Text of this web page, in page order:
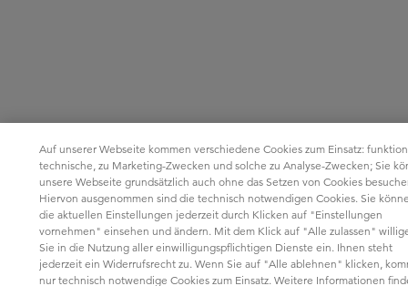
Auf unserer Webseite kommen verschiedene Cookies zum Einsatz:
technische, zu Marketing-Zwecken und solche zu Analyse-Zwecken; Sie
unsere Webseite grundsätzlich auch ohne das Setzen von Cookies
Hiervon ausgenommen sind die technisch notwendigen Cookies. Sie
die aktuellen Einstellungen jederzeit durch Klicken auf "Einstellungen
vornehmen" einsehen und ändern. Mit dem Klick auf "Alle zulassen"
Sie in die Nutzung aller einwilligungspflichtigen Dienste ein. Ihnen steht
jederzeit ein Widerrufsrecht zu. Wenn Sie auf "Alle ablehnen" klicken,
nur technisch notwendige Cookies zum Einsatz. Weitere Informationen